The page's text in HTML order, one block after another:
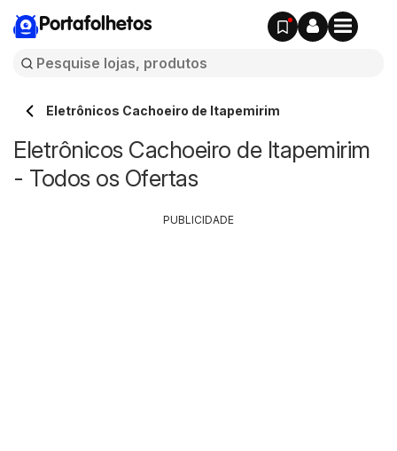
Portafolhetos
Eletrônicos Cachoeiro de Itapemirim
Eletrônicos Cachoeiro de Itapemirim
- Todos os Ofertas
PUBLICIDADE